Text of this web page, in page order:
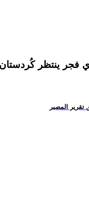
فجر ينتظر
تقرير المصير